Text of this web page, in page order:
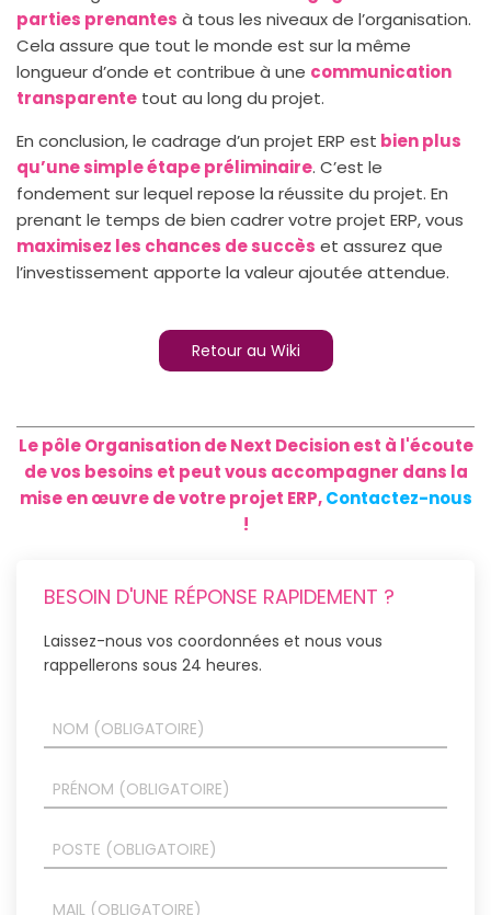
parties prenantes à tous les niveaux de l’organisation.
Cela assure que tout le monde est sur la même
longueur d’onde et contribue à une communication
transparente tout au long du projet.
En conclusion, le cadrage d’un projet ERP est bien plus
qu’une simple étape préliminaire. C’est le
fondement sur lequel repose la réussite du projet. En
prenant le temps de bien cadrer votre projet ERP, vous
maximisez les chances de succès et assurez que
l’investissement apporte la valeur ajoutée attendue.
Retour au Wiki
Le pôle Organisation de Next Decision est à l'écoute
de vos besoins et peut vous accompagner dans la
mise en œuvre de votre projet ERP,Contactez-nous
!
BESOIN D'UNE RÉPONSE RAPIDEMENT ?
Laissez-nous vos coordonnées et nous vous
rappellerons sous 24 heures.